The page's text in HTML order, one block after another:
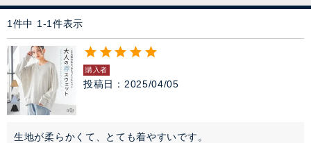
スカート
ワンピース
ぺチコート
1 件中 1 -1 件表示
購入者
投稿日 2025/04/05
生地が柔らかくて、とても着やすいです。